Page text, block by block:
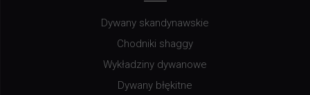
Dywany skandynawskie
Chodniki shaggy
Wykładziny dywanowe
Dywany błękitne